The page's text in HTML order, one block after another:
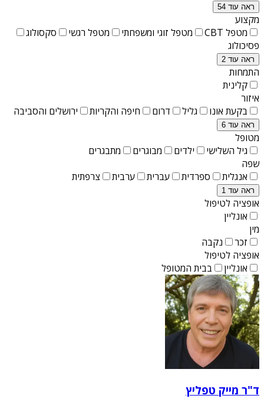
ראה עוד 54
מקצוע
מטפל CBT
מטפל זוגי ומשפחתי מטפל רגשי
סקסולוג
פסיכולוג
ראה עוד 2
התמחות
קלינית
איזור
בקעת אונו
גליל דרום חיפה והקריות ירושלים והסביבה
ראה עוד 6
מטופל
גיל השלישי
ילדים מבוגרים
מתבגרים
שפה
אנגלית
ספרדית עברית ערבית צרפתית
ראה עוד 1
אופציה לטיפול
אונליין
מין
זכר
נקבה
אופציה לטיפול
אונליין
בבית המטופל
ד"ר מייק טפליץ